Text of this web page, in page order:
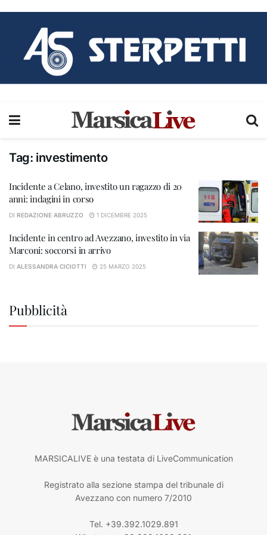
Tag: investimento
Incidente a Celano, investito un ragazzo di 20
anni: indagini in corso
DI REDAZIONE ABRUZZO 1 DICEMBRE 2025
Incidente in centro ad Avezzano, investito in via
Marconi: soccorsi in arrivo
DI ALESSANDRA CICIOTTI 25 MARZO 2025
Pubblicità
MARSICALIVE è una testata di LiveCommunication
Registrato alla sezione stampa del tribunale di
Avezzano con numero 7/2010
Tel. +39.392.1029.891